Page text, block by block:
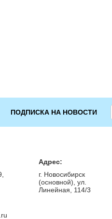
ПОДПИСКА НА НОВОСТИ
Адрес:
г. Новосибирск
(основной), ул.
Линейная, 114/3